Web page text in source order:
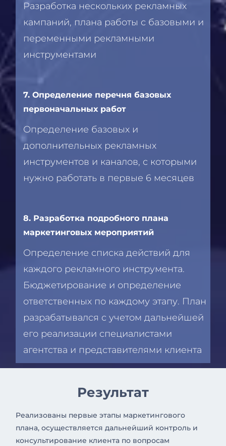
Разработка нескольких рекламных
кампаний, плана работы с базовыми и
переменными рекламными
инструментами
7. Определение перечня базовых
первоначальных работ
Определение базовых и
дополнительных рекламных
инструментов и каналов, с которыми
нужно работать в первые 6 месяцев
8. Разработка подробного плана
маркетинговых мероприятий
Определение списка действий для
каждого рекламного инструмента.
Бюджетирование и определение
ответственных по каждому этапу. План
разрабатывался с учетом дальнейшей
его реализации специалистами
агентства и представителями клиента
Результат
Реализованы первые этапы маркетингового
плана, осуществляется дальнейший контроль и
консультирование клиента по вопросам